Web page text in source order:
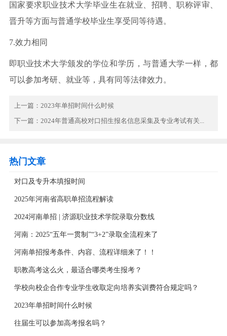
国家要求职业技术大学毕业生在就业、招聘、职称评审、
晋升等方面与普通学校毕业生享受同等待遇。
7.效力相同
即职业技术大学颁发的学位和学历，与普通大学一样，都
可以参加考研、就业等，具有同等法律效力。
上一篇： 2023年单招时间什么时候
下一篇： 2024年普通高校对口招生报名信息采集及专业考试有关...
热门文章
对口及专升本填报时间
2025年河南省高职单招流程解读
2024河南单招 | 济源职业技术学院录取分数线
河南：2025“五年一贯制”“3+2”录取全流程来了
河南单招报考条件、内容、流程详细来了！！
职教高考这么火，最适合哪类考生报考？
学校向校企合作专业学生收取定向培养实训费符合规定吗？
2023年单招时间什么时候
往届生可以参加高考报名吗？